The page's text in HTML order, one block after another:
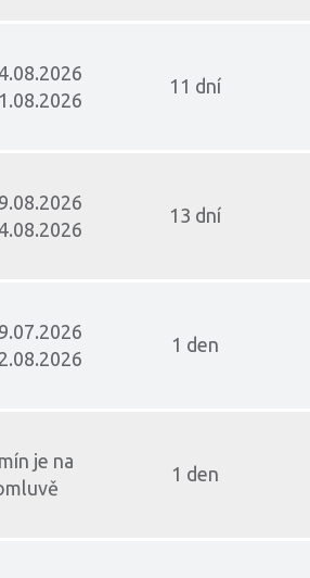
11 dní
13 dní
1 den
je na
1 den